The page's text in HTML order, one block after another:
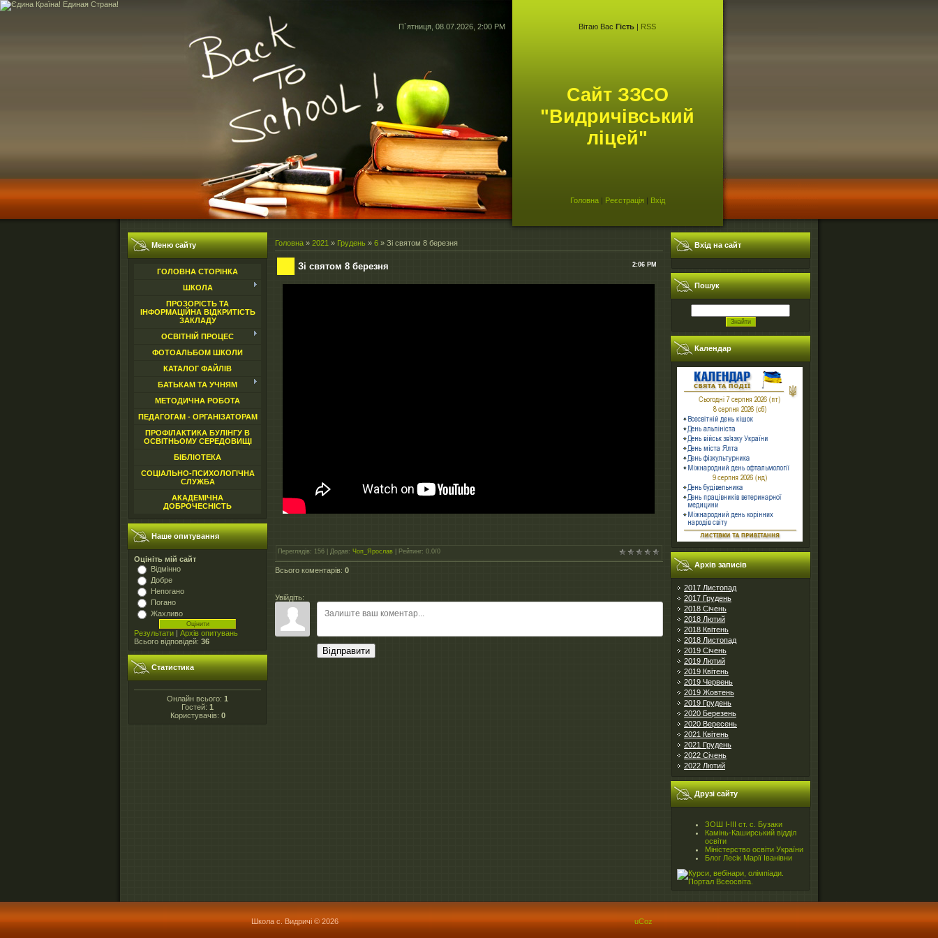
П`ятниця, 08.07.2026, 2:00 PM Вітаю Вас Гість | RSS
Сайт ЗЗСО
"Видричівський
ліцей"
Головна| Реєстрація | Вхід
Меню сайту
ГОЛОВНА СТОРІНКА
ШКОЛА
ПРОЗОРІСТЬ ТА
ІНФОРМАЦІЙНА ВІДКРИТІСТЬ
ЗАКЛАДУ
ОСВІТНІЙ ПРОЦЕС
ФОТОАЛЬБОМ ШКОЛИ
КАТАЛОГ ФАЙЛІВ
БАТЬКАМ ТА УЧНЯМ
МЕТОДИЧНА РОБОТА
ПЕДАГОГАМ - ОРГАНІЗАТОРАМ
ПРОФІЛАКТИКА БУЛІНГУ В
ОСВІТНЬОМУ СЕРЕДОВИЩІ
БІБЛІОТЕКА
СОЦІАЛЬНО-ПСИХОЛОГІЧНА
СЛУЖБА
АКАДЕМІЧНА
ДОБРОЧЕСНІСТЬ
Наше опитування
Оцініть мій сайт
Відмінно
Добре
Непогано
Погано
Жахливо
Результати | Архів опитувань
Всього відповідей: 36
Статистика
Онлайн всього: 1
Гостей: 1
Користувачів: 0
Головна » 2021 » Грудень » 6 » Зі святом 8 березня
2:06 PM
Зі святом 8 березня
Переглядів: 156 Додав: Чоп_Ярослав Рейтинг: 0.0/0
Всього коментарів: 0
Увійдіть:
Відправити
Вхід на сайт
Пошук
Календар
Архів записів
2017 Листопад
2017 Грудень
2018 Січень
2018 Лютий
2018 Квітень
2018 Листопад
2019 Січень
2019 Лютий
2019 Квітень
2019 Червень
2019 Жовтень
2019 Грудень
2020 Березень
2020 Вересень
2021 Квітень
2021 Грудень
2022 Січень
2022 Лютий
Друзі сайту
ЗОШ І-ІІІ ст. с. Бузаки
Камінь-Каширський відділ
освіти
Міністерство освіти України
Блог Лесік Марії Іванівни
Школа с. Видричі © 2026 uCoz